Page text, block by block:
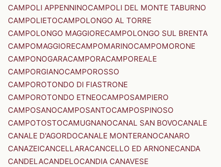
CAMPOLI APPENNINOCAMPOLI DEL MONTE TABURNO
CAMPOLIETOCAMPOLONGO AL TORRE
CAMPOLONGO MAGGIORECAMPOLONGO SUL BRENTA
CAMPOMAGGIORECAMPOMARINOCAMPOMORONE
CAMPONOGARACAMPORACAMPOREALE
CAMPORGIANOCAMPOROSSO
CAMPOROTONDO DI FIASTRONE
CAMPOROTONDO ETNEOCAMPOSAMPIERO
CAMPOSANOCAMPOSANTOCAMPOSPINOSO
CAMPOTOSTOCAMUGNANOCANAL SAN BOVOCANALE
CANALE D'AGORDOCANALE MONTERANOCANARO
CANAZEICANCELLARACANCELLO ED ARNONECANDA
CANDELACANDELOCANDIA CANAVESE